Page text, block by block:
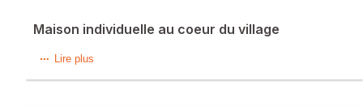
Maison individuelle au coeur du village
A quelques minutes de Bavay et des axes Valenciennes /
Lire plus